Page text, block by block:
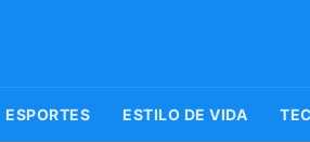
ESPORTES ESTILO DE VIDA